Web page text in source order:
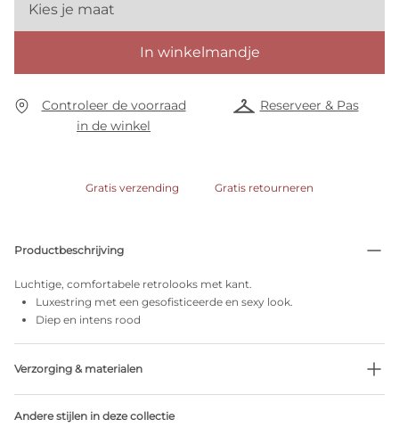
Kies je maat
In winkelmandje
Controleer de voorraad
in de winkel
Reserveer & Pas
Gratis verzending Gratis retourneren
Productbeschrijving
Luchtige, comfortabele retrolooks met kant.
Luxestring met een gesofisticeerde en sexy look.
Diep en intens rood
Verzorging & materialen
Niet bleken
Andere stijlen in deze collectie